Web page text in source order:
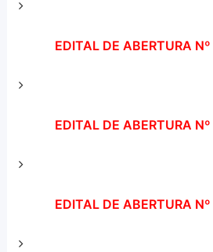
EDITAL DE ABERTURA
EDITAL DE ABERTURA
EDITAL DE ABERTURA